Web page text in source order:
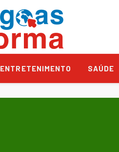
ENTRETENIMENTO SAÚDE